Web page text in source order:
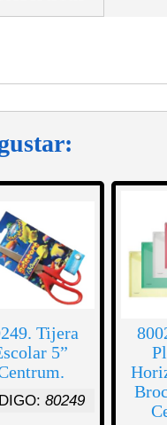
Tijera
5”
80249